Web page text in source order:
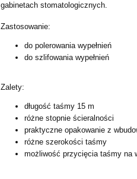
gabinetach stomatologicznych.
Zastosowanie:
do polerowania wypełnień
do szlifowania wypełnień
Zalety:
długość taśmy 15 m
różne stopnie ścieralności
praktyczne opakowanie z
różne szerokości taśmy
możliwość przycięcia taśmy na